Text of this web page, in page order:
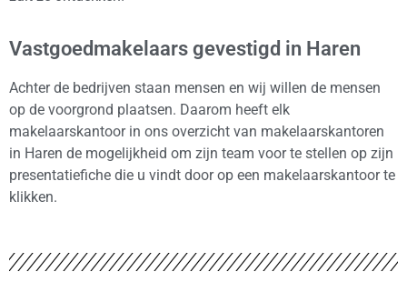
Vastgoedmakelaars gevestigd in Haren
Achter de bedrijven staan mensen en wij willen de mensen
op de voorgrond plaatsen. Daarom heeft elk
makelaarskantoor in ons overzicht van makelaarskantoren
in Haren de mogelijkheid om zijn team voor te stellen op zijn
presentatiefiche die u vindt door op een makelaarskantoor te
klikken.